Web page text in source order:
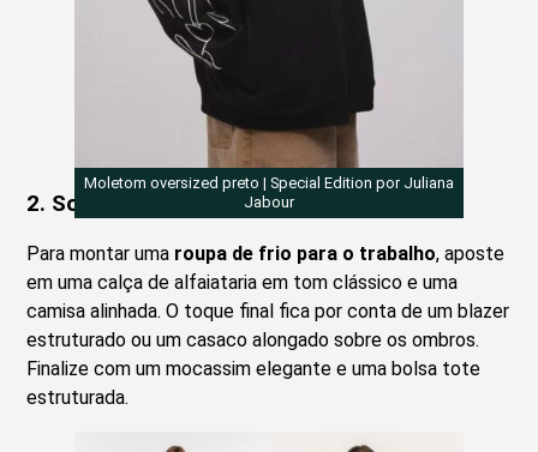
Moletom oversized preto | Special Edition por Juliana
Jabour
2. Sofisticada no Trabalho
Para montar uma roupa de frio para o trabalho, aposte
em uma calça de alfaiataria em tom clássico e uma
camisa alinhada. O toque final fica por conta de um blazer
estruturado ou um casaco alongado sobre os ombros.
Finalize com um mocassim elegante e uma bolsa tote
estruturada.